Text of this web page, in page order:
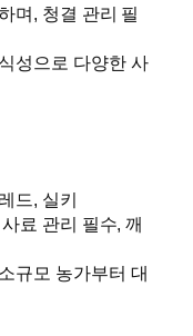
며, 청결 관리 필
성으로 다양한 사
드, 실키
료 관리 필수, 깨
규모 농가부터 대